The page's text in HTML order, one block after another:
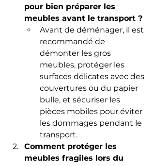
pour bien préparer les
meubles avant le transport ?
Avant de déménager, il est
recommandé de
démonter les gros
meubles, protéger les
surfaces délicates avec des
couvertures ou du papier
bulle, et sécuriser les
pièces mobiles pour éviter
les dommages pendant le
transport.
Comment protéger les
meubles fragiles lors du